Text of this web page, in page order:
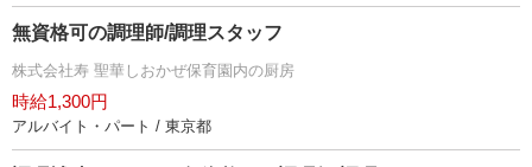
無資格可の調理師/調理スタッフ
株式会社寿 聖華しおかぜ保育園内の厨房
時給1,300円
アルバイト・パート / 東京都